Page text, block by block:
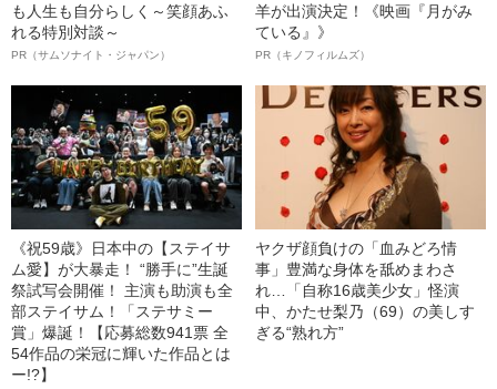
も人生も自分らしく～笑顔あふ
れる特別対談～
PR（サムソナイト・ジャパン）
羊が出演決定！《映画『月がみ
ている』》
PR（キノフィルムズ）
《祝59歳》日本中の【ステイサ
ム愛】が大暴走！ “勝手に”生誕
祭試写会開催！ 主演も助演も全
部ステイサム！「ステサミー
賞」爆誕！【応募総数941票 全
54作品の栄冠に輝いた作品とは
ー!?】
ヤクザ顔負けの「血みどろ情
事」豊満な身体を舐めまわさ
れ…「自称16歳美少女」怪演
中、かたせ梨乃（69）の美しす
ぎる“熟れ方”